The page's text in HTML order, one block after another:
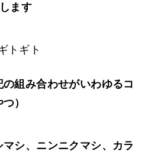
ます
トギト
組み合わせがいわゆるコ
）
マシ、ニンニクマシ、カラ